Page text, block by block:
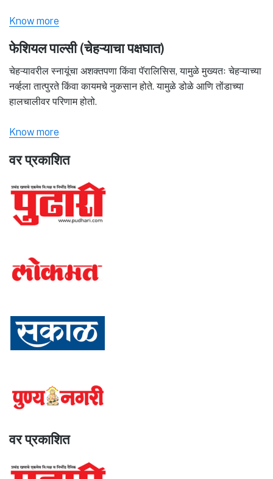
Know more
फेशियल पाल्सी (चेहऱ्याचा पक्षघात)
चेहऱ्यावरील स्नायूंचा अशक्तपणा किंवा पॅरालिसिस, यामुळे मुख्यतः चेहऱ्याच्या
नर्व्हला तात्पुरते किंवा कायमचे नुकसान होते. यामुळे डोळे आणि तोंडाच्या
हालचालीवर परिणाम होतो.
Know more
वर प्रकाशित
वर प्रकाशित